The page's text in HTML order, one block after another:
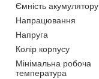
Ємність акумулятору
Напрацювання
Напруга
Колір корпусу
Мінімальна робоча
температура